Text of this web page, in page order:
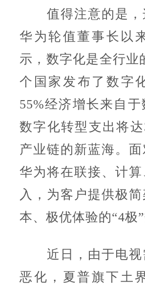
值得注意的是，
华为轮值董事长以
示，数字化是全行业
个国家发布了数字
55%经济增长来自
数字化转型支出将
产业链的新蓝海。
华为将在联接、计
入，为客户提供极
本、极优体验的“4极
近日，由于电视
恶化，夏普旗下土